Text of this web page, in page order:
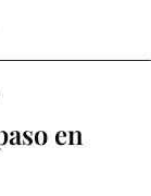
en